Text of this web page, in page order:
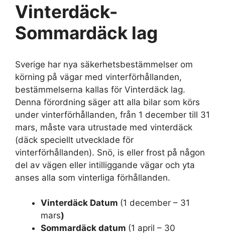
Vinterdäck-
Sommardäck lag
Sverige har nya säkerhetsbestämmelser om
körning på vägar med vinterförhållanden,
bestämmelserna kallas för Vinterdäck lag.
Denna förordning säger att alla bilar som körs
under vinterförhållanden, från 1 december till 31
mars, måste vara utrustade med vinterdäck
(däck speciellt utvecklade för
vinterförhållanden). Snö, is eller frost på någon
del av vägen eller intilliggande vägar och yta
anses alla som vinterliga förhållanden.
Vinterdäck Datum (1 december – 31
mars)
Sommardäck datum (1 april – 30